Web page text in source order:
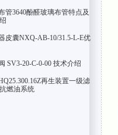
管3640酚醛玻璃布管特点及
皮囊NXQ-AB-10/31.5-L-E优
SV3-20-C-0-00 技术介绍
再生装置一级滤
燃油系统